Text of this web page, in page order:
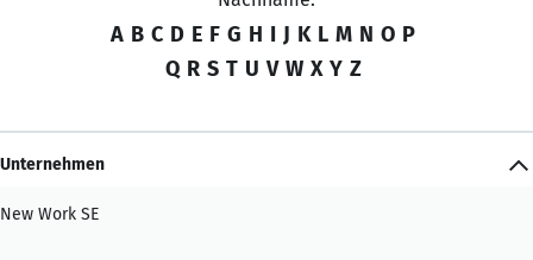
A B C D E F G H I J K L M N O P
Q R S T U V W X Y Z
Unternehmen
New Work SE